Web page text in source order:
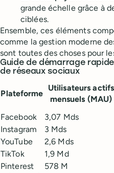
grande échelle grâce à
ciblées.
Ensemble, ces éléments
comme la gestion moderne
sont toutes des choses pour
Guide de démarrage
de réseaux sociaux
Plateforme
Utilisateurs actifs
mensuels (MAU)
Facebook
3,07 Mds
Instagram
3 Mds
YouTube
2,6 Mds
TikTok
1,9 Md
Pinterest
578 M